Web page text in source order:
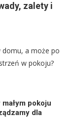
zalety i
domu, a może po
w pokoju?
pokoju
dla